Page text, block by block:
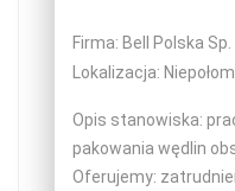
Firma: Bell Polska Sp.
Lokalizacja:
Opis stanowiska:
pakowania wędlin
Oferujemy: